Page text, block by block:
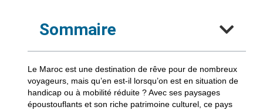
Sommaire
Le Maroc est une destination de rêve pour de nombreux
voyageurs, mais qu’en est-il lorsqu’on est en situation de
handicap ou à mobilité réduite ? Avec ses paysages
époustouflants et son riche patrimoine culturel, ce pays